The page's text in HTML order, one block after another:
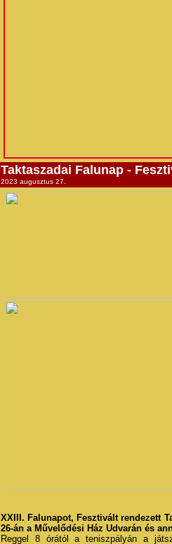
Taktaszadai Falunap -
2023 augusztus 27.
XXIII. Falunapot, Fesztivált rendezett
26-án a Művelődési Ház Udvarán és
Reggel 8 órától a teniszpályán a